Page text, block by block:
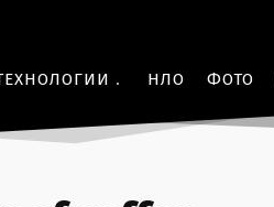
НЛО ФОТО